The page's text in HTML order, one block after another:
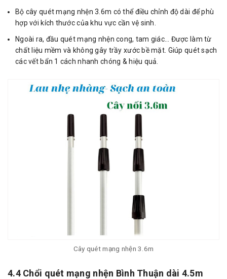
Bộ cây quét mạng nhện 3.6m có thể điều chỉnh độ dài để phù
hợp với kích thước của khu vực cần vệ sinh.
Ngoài ra, đầu quét mạng nhện cong, tam giác… Được làm từ
chất liệu mềm và không gây trầy xước bề mặt. Giúp quét sạch
các vết bẩn 1 cách nhanh chóng & hiệu quả.
Cây quét mạng nhện 3.6m
4.4 Chổi quét mạng nhện Bình Thuận dài 4.5m